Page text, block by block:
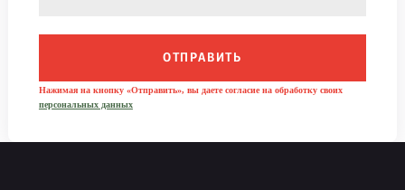
ОТПРАВИТЬ
Нажимая на кнопку «Отправить», вы даете согласие на обработку своих
персональных данных